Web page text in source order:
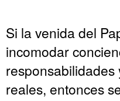
Si la venida del
incomodar
reales, entonces